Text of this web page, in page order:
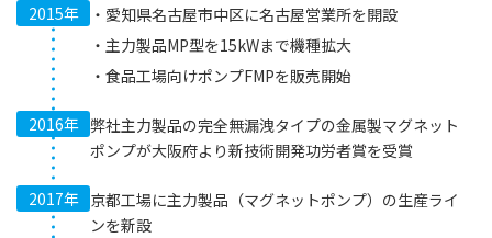
2015年
愛知県名古屋市中区に名古屋営業所を開設
主力製品MP型を15kWまで機種拡大
食品工場向けポンプFMPを販売開始
2016年 弊社主力製品の完全無漏洩タイプの金属製マグネット
ポンプが大阪府より新技術開発功労者賞を受賞
2017年 京都工場に主力製品（マグネットポンプ）の生産ライ
ンを新設